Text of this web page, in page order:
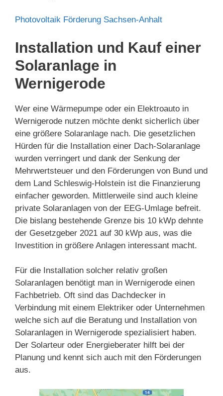
Photovoltaik Förderung Sachsen-Anhalt
Installation und Kauf einer
Solaranlage in
Wernigerode
Wer eine Wärmepumpe oder ein Elektroauto in
Wernigerode nutzen möchte denkt sicherlich über
eine größere Solaranlage nach. Die gesetzlichen
Hürden für die Installation einer Dach-Solaranlage
wurden verringert und dank der Senkung der
Mehrwertsteuer und den Förderungen von Bund und
dem Land Schleswig-Holstein ist die Finanzierung
einfacher geworden. Mittlerweile sind auch kleine
private Solaranlagen von der EEG-Umlage befreit.
Die bislang bestehende Grenze bis 10 kWp dehnte
der Gesetzgeber 2021 auf 30 kWp aus, was die
Investition in größere Anlagen interessant macht.
Für die Installation solcher relativ großen
Solaranlagen benötigt man in Wernigerode einen
Fachbetrieb. Oft sind das Dachdecker in
Verbindung mit einem Elektriker oder Unternehmen
welche sich auf die Beratung und Installation von
Solaranlagen in Wernigerode spezialisiert haben.
Der Solarteur oder Energieberater hilft bei der
Planung und kennt sich auch mit den Förderungen
aus.